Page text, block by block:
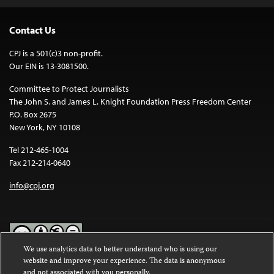
Contact Us
CPJ is a 501(c)3 non-profit.
Our EIN is 13-3081500.
Committee to Protect Journalists
The John S. and James L. Knight Foundation Press Freedom Center
P.O. Box 2675
New York, NY 10108
Tel 212-465-1004
Fax 212-214-0640
info@cpj.org
Except where noted, text on this website is licensed under a
We use analytics data to better understand who is using our
website and improve your experience. The data is anonymous